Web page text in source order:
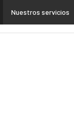
Nuestros servicios
4.0SeguridadMovilidad